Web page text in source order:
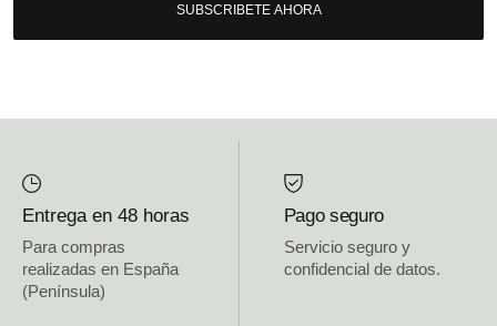
SUBSCRIBETE AHORA
Entrega en 48 horas
Para compras
realizadas en España
(Península)
Pago seguro
Servicio seguro y
confidencial de datos.